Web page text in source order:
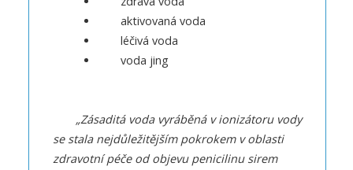
aktivovaná voda
léčivá voda
voda jing
„Zásaditá voda vyráběná v ionizátoru vody
se stala nejdůležitějším pokrokem v oblasti
zdravotní péče od objevu penicilinu sirem